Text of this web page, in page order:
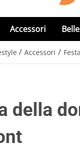
Accessori
/ Accessori /
della